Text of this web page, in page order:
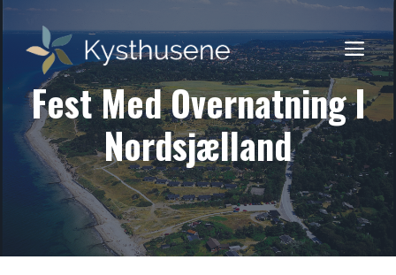
Skip
to
content
Fest Med Overnatning I
Nordsjælland